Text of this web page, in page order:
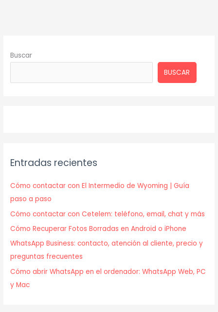
Buscar
BUSCAR
Entradas recientes
Cómo contactar con El Intermedio de Wyoming | Guía
paso a paso
Cómo contactar con Cetelem: teléfono, email, chat y más
Cómo Recuperar Fotos Borradas en Android o iPhone
WhatsApp Business: contacto, atención al cliente, precio y
preguntas frecuentes
Cómo abrir WhatsApp en el ordenador: WhatsApp Web, PC
y Mac